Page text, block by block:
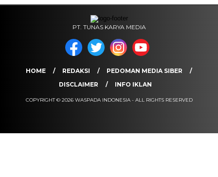
PT. TUNAS KARYA MEDIA
HOME REDAKSI
PEDOMAN MEDIA SIBER
DISCLAIMER
INFO IKLAN
COPYRIGHT © 2026 WASPADA INDONESIA - ALL RIGHTS RESERVED